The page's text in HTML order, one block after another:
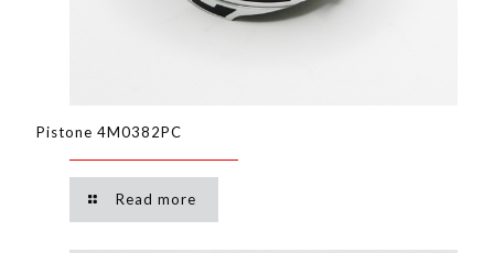
Pistone 4M0382PC
Read more